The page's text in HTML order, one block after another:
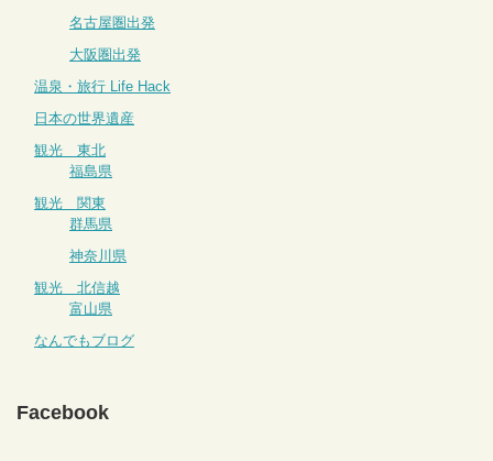
名古屋圏出発
大阪圏出発
温泉・旅行 Life Hack
日本の世界遺産
観光 東北
福島県
観光 関東
群馬県
神奈川県
観光 北信越
富山県
なんでもブログ
Facebook